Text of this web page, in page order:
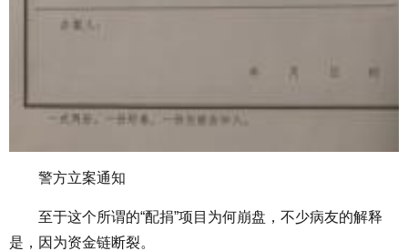
警方立案通知
至于这个所谓的“配捐”项目为何崩盘，不少病友的解释
是，因为资金链断裂。